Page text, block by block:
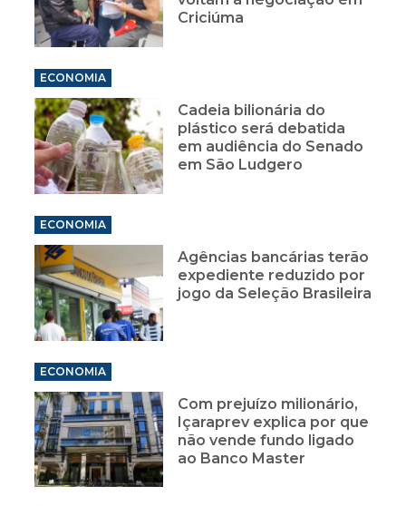
Criciúma
ECONOMIA
Cadeia bilionária do
plástico será debatida
em audiência do Senado
em São Ludgero
ECONOMIA
Agências bancárias terão
expediente reduzido por
jogo da Seleção Brasileira
ECONOMIA
Com prejuízo milionário,
Içaraprev explica por que
não vende fundo ligado
ao Banco Master